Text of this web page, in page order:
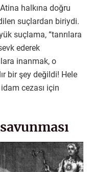
Atina halkına doğru
suçlardan biriydi.
suçlama, “tanrılara
ederek
inanmak, o
bir şey değildi! Hele
cezası için